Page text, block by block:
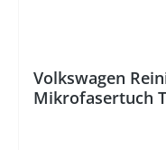
Volkswagen
Mikrofasertuch